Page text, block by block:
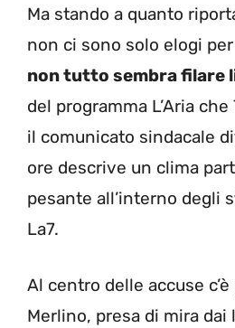
Ma stando a quanto
non ci sono solo elogi
non tutto sembra filare
del programma L’Aria
il comunicato sindacale
ore descrive un clima
pesante all’interno degli
La7.
Al centro delle accuse
Merlino, presa di mira dai